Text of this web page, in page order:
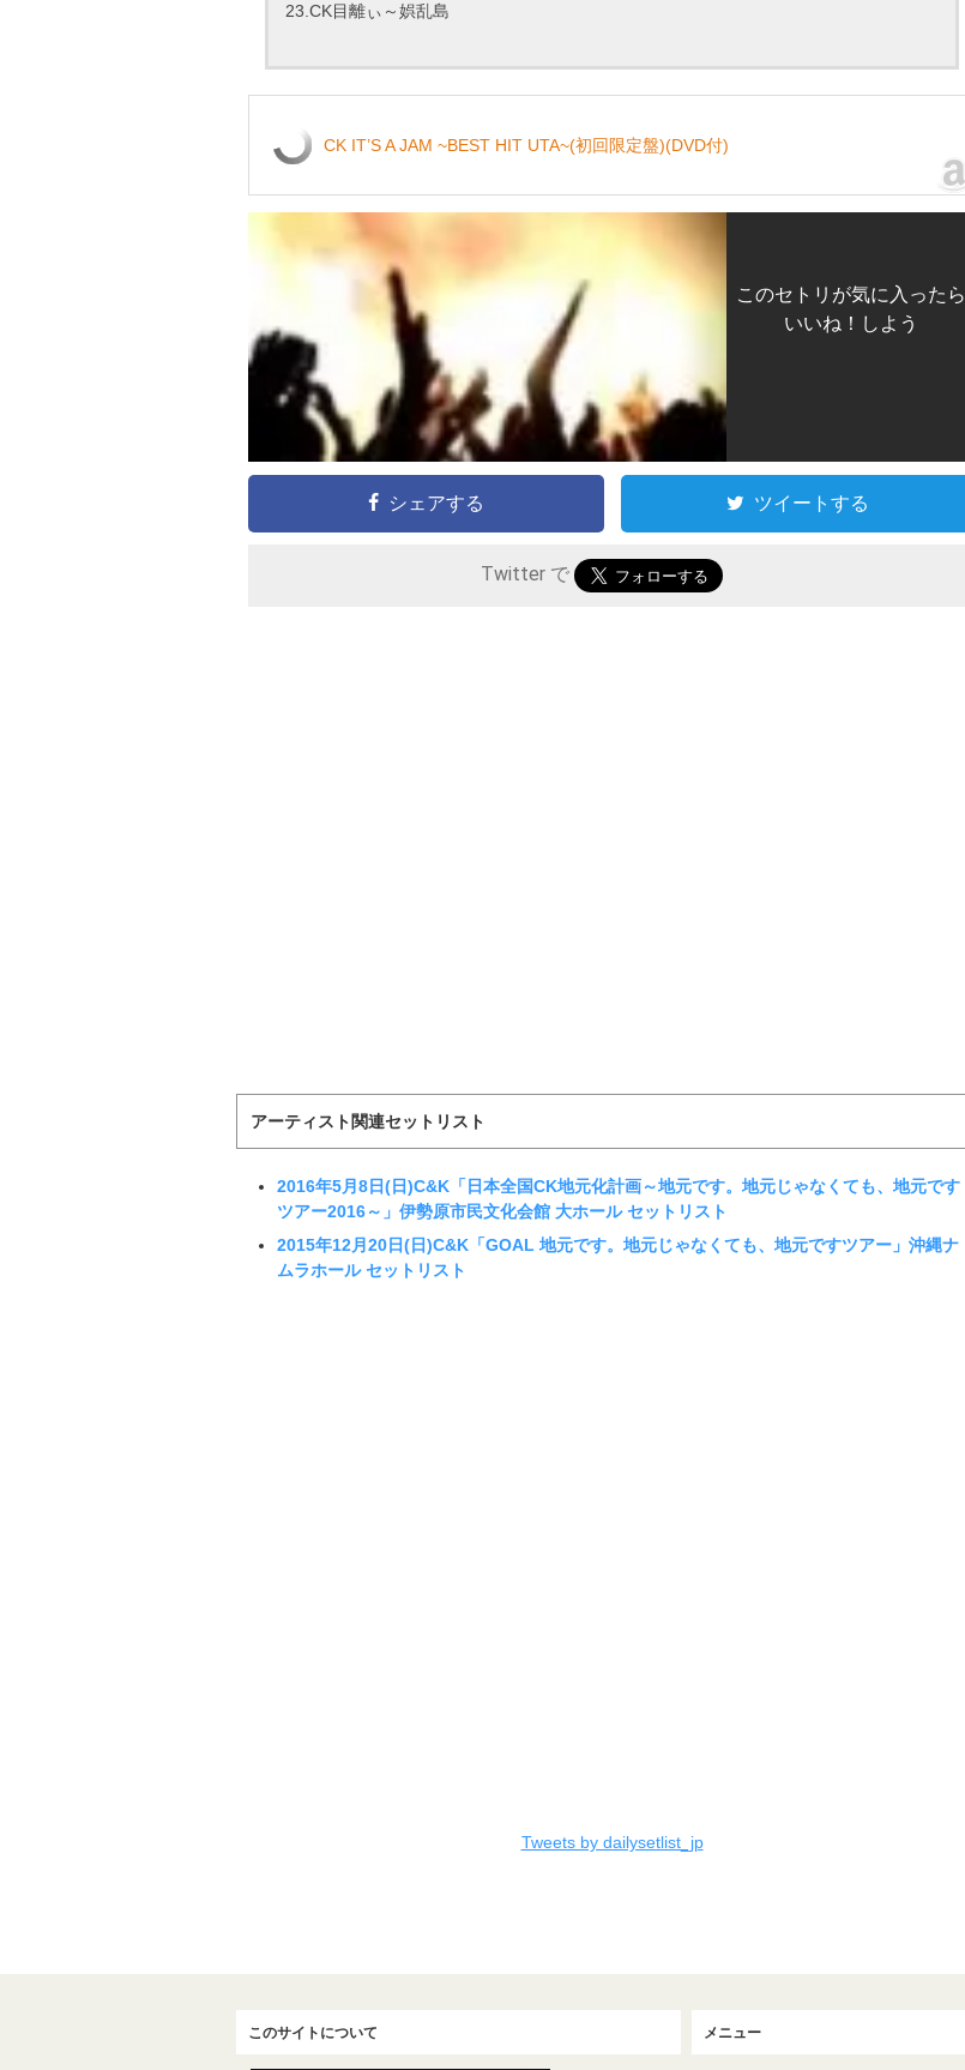
23.CK目離ぃ～娯乱島
CK IT’S A JAM ~BEST HIT UTA~(初回限定盤)(DVD付)
このセトリが気に入ったら
いいね！しよう
シェアする ツイートする
Twitter で
アーティスト関連セットリスト
2016年5月8日(日)C&K「日本全国CK地元化計画～地元です。地元じゃなくても、地元です
ツアー2016～」伊勢原市民文化会館 大ホール セットリスト
2015年12月20日(日)C&K「GOAL 地元です。地元じゃなくても、地元ですツアー」沖縄ナ
ムラホール セットリスト
Tweets by dailysetlist_jp
このサイトについて メニュー